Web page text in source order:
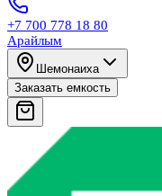
+7 700 778 18 80
Арайлым
Шемонаиха
Заказать емкость